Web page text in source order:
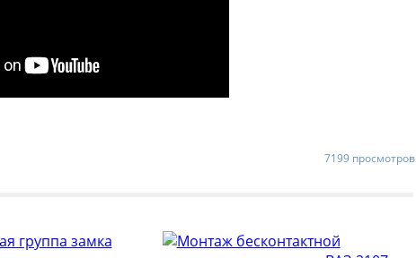
7199 просмотров